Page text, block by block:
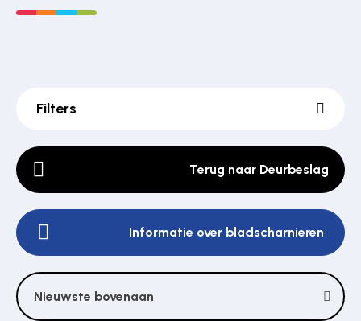
Kluizen
Poortonderdelen
Pulsgevers
Sloten
Filters
Terug naar Deurbeslag
Informatie over bladscharnieren
Nieuwste bovenaan